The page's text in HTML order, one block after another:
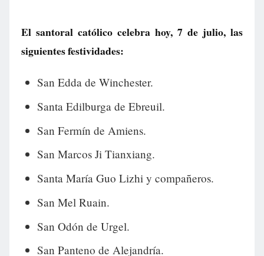
El santoral católico celebra hoy, 7 de julio, las
siguientes festividades:
San Edda de Winchester.
Santa Edilburga de Ebreuil.
San Fermín de Amiens.
San Marcos Ji Tianxiang.
Santa María Guo Lizhi y compañeros.
San Mel Ruain.
San Odón de Urgel.
San Panteno de Alejandría.